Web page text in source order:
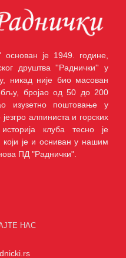
је 1949. године,
друштва ''Раднички'' у
никад није био масован
бројао од 50 до 200
изузетно поштовање у
алпиниста и горских
клуба тесно је
је и осниван у нашим
ПД "Раднички".
НАС